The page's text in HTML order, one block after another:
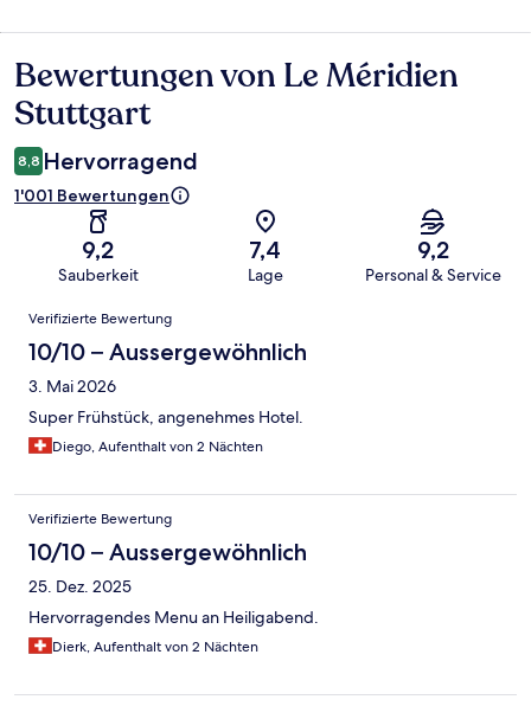
Bewertungen
Bewertungen von Le Méridien
Stuttgart
8,8 Hervorragend
1'001 Bewertungen
9,2
Sauberkeit
7,4
Lage
9,2
Personal & Service
Bewertungen
Verifizierte Bewertung
10/10 – Aussergewöhnlich
3. Mai 2026
Super Frühstück, angenehmes Hotel.
Diego, Aufenthalt von 2 Nächten
Verifizierte Bewertung
10/10 – Aussergewöhnlich
25. Dez. 2025
Hervorragendes Menu an Heiligabend.
Dierk, Aufenthalt von 2 Nächten